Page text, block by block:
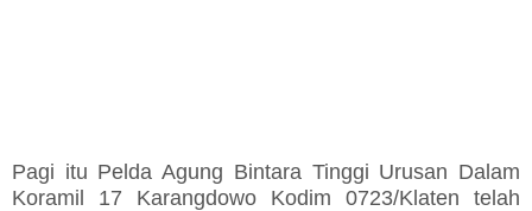
Pagi itu Pelda Agung Bintara Tinggi Urusan Dalam
Koramil 17 Karangdowo Kodim 0723/Klaten telah